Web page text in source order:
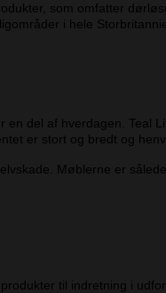
som omfatter
i hele
del af hverdagen. Teal
er stort og bredt og
Møblerne er
til indretning i